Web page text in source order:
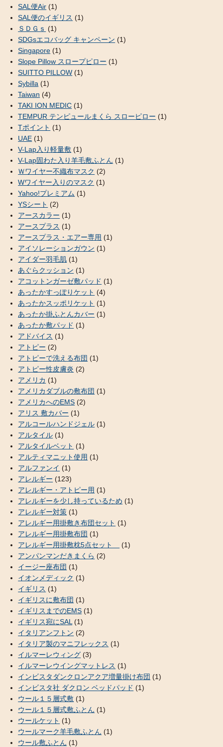
SAL便Air (1)
SAL便のイギリス (1)
ＳＤＧｓ (1)
SDGsエコバッグ キャンペーン (1)
Singapore (1)
Slope Pillow スロープピロー (1)
SUITTO PILLOW (1)
Sybilla (1)
Taiwan (4)
TAKI ION MEDIC (1)
TEMPUR テンピュールまくら スローピロー (1)
Tポイント (1)
UAE (1)
V-Lap入り軽量敷 (1)
V-Lap固わた入り羊毛敷ふとん (1)
Ｗワイヤー不織布マスク (2)
Wワイヤー入りのマスク (1)
Yahoo!プレミアム (1)
YSシート (2)
アースカラー (1)
アースプラス (1)
アースプラス・エアー専用 (1)
アイソレーションガウン (1)
アイダー羽毛肌 (1)
あぐらクッション (1)
アコットンガーゼ敷パッド (1)
あったかすっぽりケット (4)
あったかスッポリケット (1)
あったか掛ふとんカバー (1)
あったか敷パッド (1)
アドバイス (1)
アトピー (2)
アトピーで洗える布団 (1)
アトピー性皮膚炎 (2)
アメリカ (1)
アメリカダブルの敷布団 (1)
アメリカへのEMS (2)
アリス 敷カバー (1)
アルコールハンドジェル (1)
アルタイル (1)
アルタイルベット (1)
アルティマニット使用 (1)
アルファンイ (1)
アレルギー (123)
アレルギー・アトピー用 (1)
アレルギーを少し持っているため (1)
アレルギー対策 (1)
アレルギー用掛敷き布団セット (1)
アレルギー用掛敷布団 (1)
アレルギー用掛敷枕5点セット
(1)
アンパンマンだきまくら (2)
イージー座布団 (1)
イオンメディック (1)
イギリス (1)
イギリスに敷布団 (1)
イギリスまでのEMS (1)
イギリス宛にSAL (1)
イタリアンフトン (2)
イタリア製のマニフレックス (1)
イルマーレウィング (3)
イルマーレウイングマットレス (1)
インビスタダンクロンアクア増量掛け布団 (1)
インビスタ社 ダクロン ベッドパッド (1)
ウール１５層式敷 (1)
ウール１５層式敷ふとん (1)
ウールケット (1)
ウールマーク羊毛敷ふとん (1)
ウール敷ふとん (1)